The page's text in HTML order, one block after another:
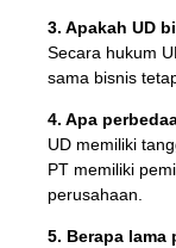
3. Apakah UD
Secara hukum
sama bisnis
4. Apa
UD memiliki
PT memiliki
perusahaan.
5. Berapa lama